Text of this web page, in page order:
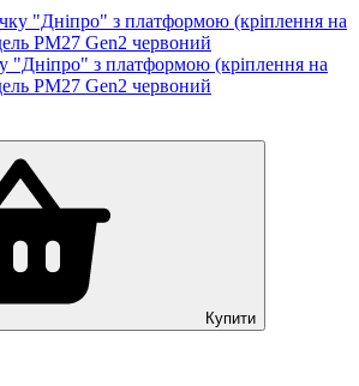
"Дніпро" з платформою (кріплення на
PM27 Gen2 червоний
Купити